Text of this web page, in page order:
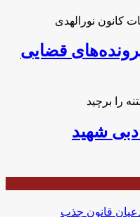
کانون نورالهدی
قضایی
را برچید
شهید